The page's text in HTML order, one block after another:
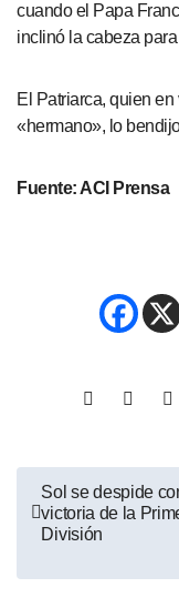
cuando el Papa
inclinó la cabeza
El Patriarca, quien
«hermano», lo
Fuente: ACI Prensa
Sol se despide
victoria de la
División